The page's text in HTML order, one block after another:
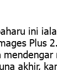
ini
Plus
akhir,